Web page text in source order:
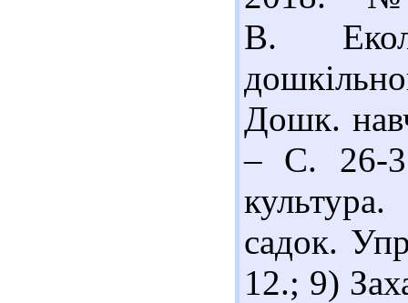
В.
Дошк.
– С. 26-
садок.
12.; 9)